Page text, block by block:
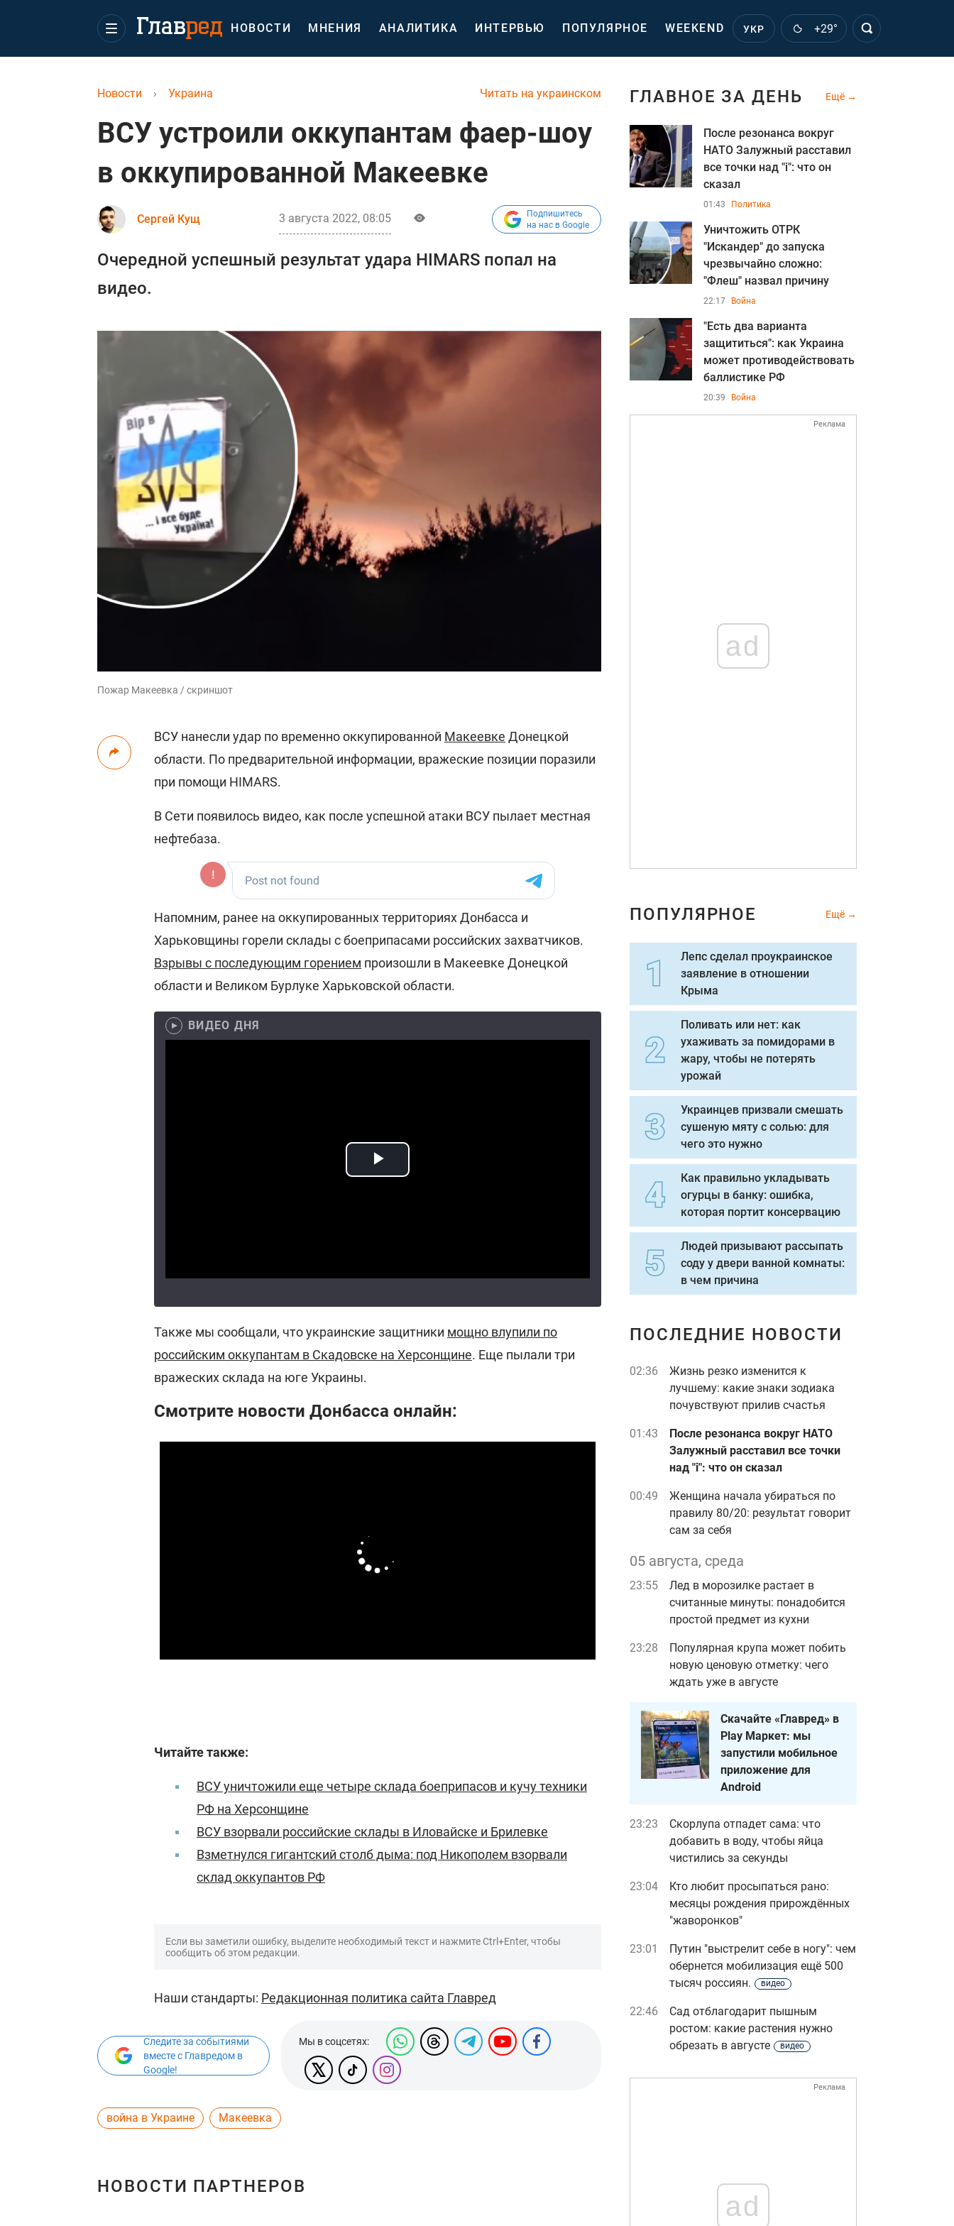
НОВОСТИ МНЕНИЯ АНАЛИТИКА ИНТЕРВЬЮ ПОПУЛЯРНОЕ WEEKEND УКР +29°
Читать на украинском
Новости › Украина
ВСУ устроили оккупантам фаер-шоу
в оккупированной Макеевке
Сергей Кущ 3 августа 2022, 08:05
Подпишитесь
на нас в Google
Очередной успешный результат удара HIMARS попал на
видео.
Пожар Макеевка / скриншот
ВСУ нанесли удар по временно оккупированной Макеевке Донецкой
области. По предварительной информации, вражеские позиции поразили
при помощи HIMARS.
В Сети появилось видео, как после успешной атаки ВСУ пылает местная
нефтебаза.
Напомним, ранее на оккупированных территориях Донбасса и
Харьковщины горели склады с боеприпасами российских захватчиков.
Взрывы с последующим горением произошли в Макеевке Донецкой
области и Великом Бурлуке Харьковской области.
ВИДЕО ДНЯ
Также мы сообщали, что украинские защитники мощно влупили по
российским оккупантам в Скадовске на Херсонщине. Еще пылали три
вражеских склада на юге Украины.
Смотрите новости Донбасса онлайн:
Читайте также:
ВСУ уничтожили еще четыре склада боеприпасов и кучу техники
РФ на Херсонщине
ВСУ взорвали российские склады в Иловайске и Брилевке
Взметнулся гигантский столб дыма: под Никополем взорвали
склад оккупантов РФ
Если вы заметили ошибку, выделите необходимый текст и нажмите Ctrl+Enter, чтобы
сообщить об этом редакции.
Наши стандарты: Редакционная политика сайта Главред
Следите за событиями
вместе с Главредом в
Google!
Мы в соцсетях:
война в Украине Макеевка
НОВОСТИ ПАРТНЕРОВ
ГЛАВНОЕ ЗА ДЕНЬ Ещё
После резонанса вокруг
НАТО Залужный расставил
все точки над "i": что он
сказал
01:43 Политика
Уничтожить ОТРК
"Искандер" до запуска
чрезвычайно сложно:
"Флеш" назвал причину
22:17 Война
"Есть два варианта
защититься": как Украина
может противодействовать
баллистике РФ
20:39 Война
Реклама
ad
ПОПУЛЯРНОЕ Ещё
Лепс сделал проукраинское
заявление в отношении
Крыма
Поливать или нет: как
ухаживать за помидорами в
жару, чтобы не потерять
урожай
Украинцев призвали смешать
сушеную мяту с солью: для
чего это нужно
Как правильно укладывать
огурцы в банку: ошибка,
которая портит консервацию
Людей призывают рассыпать
соду у двери ванной комнаты:
в чем причина
ПОСЛЕДНИЕ НОВОСТИ
02:36
Жизнь резко изменится к
лучшему: какие знаки зодиака
почувствуют прилив счастья
01:43
После резонанса вокруг НАТО
Залужный расставил все точки
над "i": что он сказал
00:49
Женщина начала убираться по
правилу 80/20: результат говорит
сам за себя
05 августа, среда
23:55
Лед в морозилке растает в
считанные минуты: понадобится
простой предмет из кухни
23:28
Популярная крупа может побить
новую ценовую отметку: чего
ждать уже в августе
Скачайте «Главред» в
Play Маркет: мы
запустили мобильное
приложение для
Android
23:23
Скорлупа отпадет сама: что
добавить в воду, чтобы яйца
чистились за секунды
23:04
Кто любит просыпаться рано:
месяцы рождения прирождённых
"жаворонков"
23:01
Путин "выстрелит себе в ногу": чем
обернется мобилизация ещё 500
тысяч россиян.
видео
22:46
Сад отблагодарит пышным
ростом: какие растения нужно
обрезать в августе
видео
Реклама
ad